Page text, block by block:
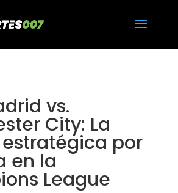
vs.
City: La
por
en la
League